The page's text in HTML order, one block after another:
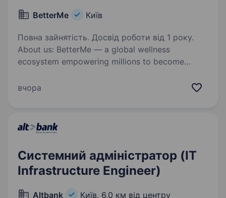
BetterMe Київ
Повна зайнятість. Досвід роботи від 1 року.
About us: BetterMe — a global wellness
ecosystem empowering millions to become
We build what makes people better and keep
вчора
Системний адміністратор (IT
Infrastructure Engineer)
Altbank Київ, 6,0 км від центру